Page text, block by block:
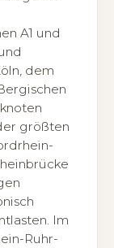
A1 und
dem
größten
Im
Ruhr-